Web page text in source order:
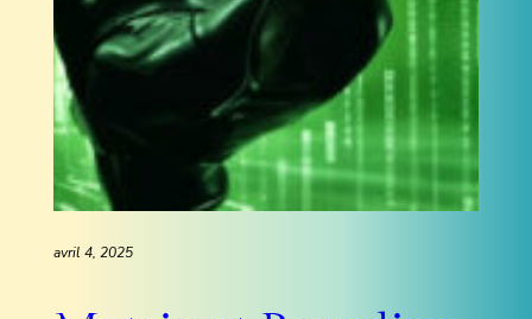
avril 4, 2025